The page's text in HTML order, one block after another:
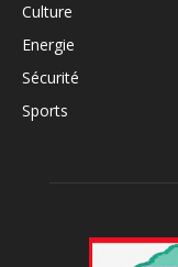
Culture
Energie
Sécurité
Sports